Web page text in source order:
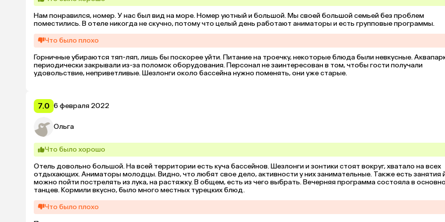
Нам понравился, номер. У нас был вид на море. Номер уютный и большой. Мы своей большой семьей без проблем
поместились. В отеле никогда не скучно, потому что целый день работают аниматоры и есть групповые программы.
Что было плохо
Горничные убираются тяп-ляп, лишь бы поскорее уйти. Питание на троечку, некоторые блюда были невкусные.
периодически закрывали из-за поломок оборудования. Персонал не заинтересован в том, чтобы гости получали
удовольствие, неприветливые. Шезлонги около бассейна нужно поменять, они уже старые.
7.0 6 февраля 2022
Ольга
Что было хорошо
Отель довольно большой. На всей территории есть куча бассейнов. Шезлонги и зонтики стоят вокруг, хватало на всех
отдыхающих. Аниматоры молодцы. Видно, что любят свое дело, активности у них занимательные. Также есть занятия
можно пойти пострелять из лука, на растяжку. В общем, есть из чего выбрать. Вечерняя программа состояла в
танцев. Кормили вкусно, было много местных турецких блюд.
Что было плохо